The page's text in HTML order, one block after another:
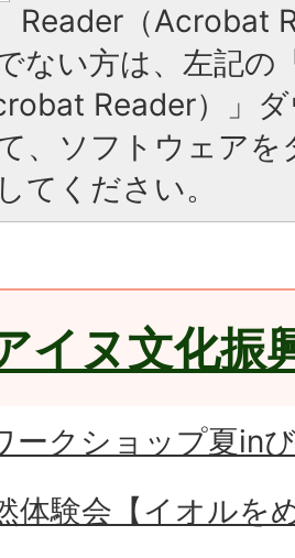
Reader（Acrobat
ない方は、左記の
Reader）」
、ソフトウェア
てください。
イヌ文化振
ークショップ夏in
体験会【イオルを